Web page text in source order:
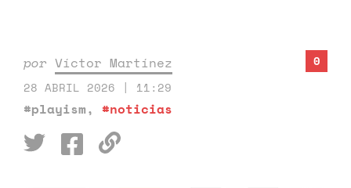
por Víctor Martínez
28 ABRIL 2026 | 11:29
#playism, #noticias
0